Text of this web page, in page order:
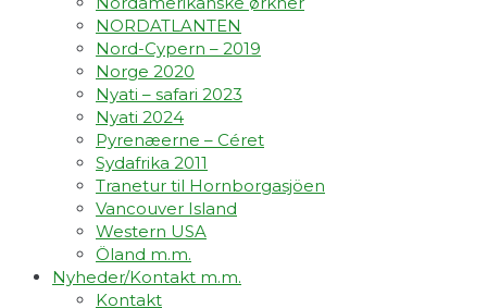
NORDATLANTEN
Nord-Cypern – 2019
Norge 2020
Nyati – safari 2023
Nyati 2024
Pyrenæerne – Céret
Sydafrika 2011
Tranetur til Hornborgasjöen
Vancouver Island
Western USA
Öland m.m.
Nyheder/Kontakt m.m.
Kontakt